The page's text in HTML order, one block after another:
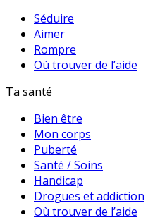
Séduire
Aimer
Rompre
Où trouver de l’aide
Ta santé
Bien être
Mon corps
Puberté
Santé / Soins
Handicap
Drogues et addiction
Où trouver de l’aide